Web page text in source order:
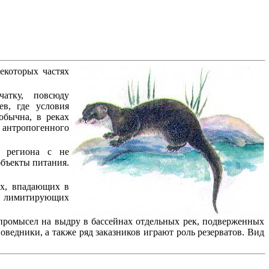
частях
повсюду
где условия
в реках
региона с не
питания.
впадающих в
лимитирующих
на выдру в бассейнах отдельных рек, подверженных
а также ряд заказников играют роль резерватов. Вид